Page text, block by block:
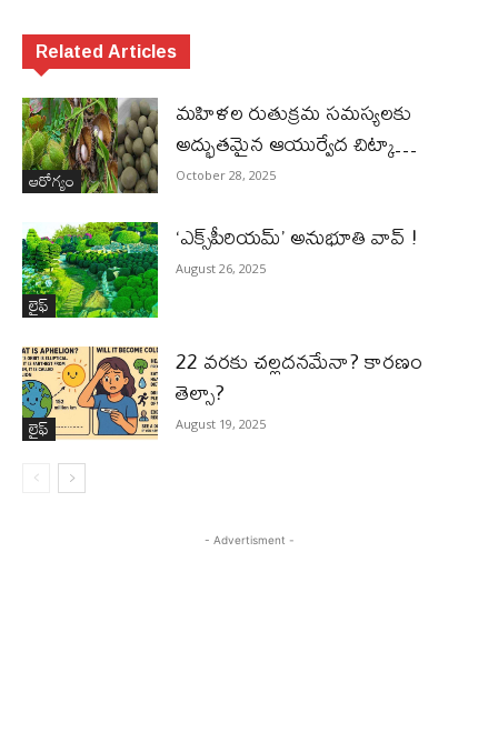
Related Articles
ఆరోగ్యం
మహిళల రుతుక్రమ సమస్యలకు
అద్భుతమైన ఆయుర్వేద చిట్కా…
October 28, 2025
లైఫ్‌
‘ఎక్స్​పీరియమ్​’ అనుభూతి వావ్​ !
August 26, 2025
లైఫ్‌
22 వరకు చల్లదనమేనా? కారణం
తెల్సా?
August 19, 2025
- Advertisment -